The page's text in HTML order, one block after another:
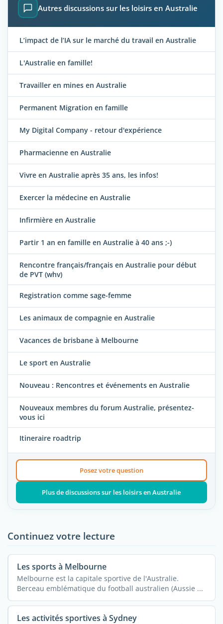
Autres discussions sur les loisirs en Australie
L’impact de l’IA sur le marché du travail en Australie
L'Australie en famille!
Travailler en mines en Australie
Permanent Migration en famille
My Digital Company - retour d'expérience
Pharmacienne en Australie
Vivre en Australie après 35 ans, les infos!
Exercer la médecine en Australie
Infirmière en Australie
Partir 1 an en famille en Australie à 40 ans ;-)
Rencontre français/français en Australie pour début
de PVT (whv)
Registration comme sage-femme
Les animaux de compagnie en Australie
Vacances de brisbane à Melbourne
Le sport en Australie
Nouveau : Rencontres et événements en Australie
Nouveaux membres du forum Australie, présentez-
vous ici
Itineraire roadtrip
Posez votre question
Plus de discussions sur les loisirs en Australie
Continuez votre lecture
Les sports à Melbourne
Melbourne est la capitale sportive de l'Australie.
Berceau emblématique du football australien (Aussie ...
Les activités sportives à Sydney